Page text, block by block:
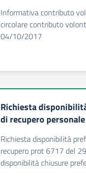
Informativa contributo
circolare contributo
04/10/2017
Richiesta
di recupero personale
Richiesta disponibilità
recupero prot 6717 del
disponibilità chiusure